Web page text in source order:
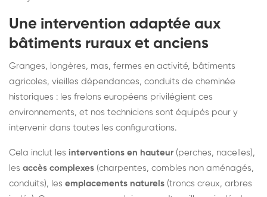
Une intervention adaptée aux
bâtiments ruraux et anciens
Granges, longères, mas, fermes en activité, bâtiments
agricoles, vieilles dépendances, conduits de cheminée
historiques : les frelons européens privilégient ces
environnements, et nos techniciens sont équipés pour y
intervenir dans toutes les configurations.
Cela inclut les interventions en hauteur (perches, nacelles),
les accès complexes (charpentes, combles non aménagés,
conduits), les emplacements naturels (troncs creux, arbres